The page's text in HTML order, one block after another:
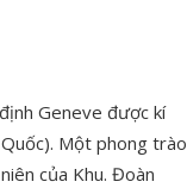
Geneve được kí
Một phong trào
của Khu. Đoàn